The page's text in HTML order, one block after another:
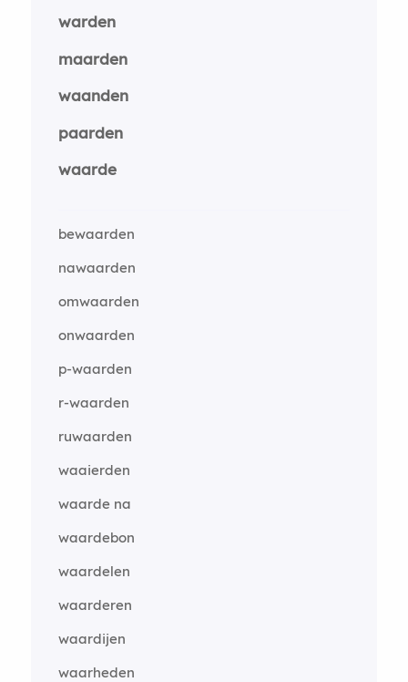
warden
maarden
waanden
paarden
waarde
bewaarden
nawaarden
omwaarden
onwaarden
p-waarden
r-waarden
ruwaarden
waaierden
waarde na
waardebon
waardelen
waarderen
waardijen
waarheden